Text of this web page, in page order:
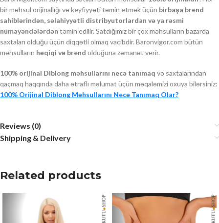
bir məhsul orijinallığı və keyfiyyəti təmin etmək üçün birbaşa brend
sahiblərindən, səlahiyyətli distribyutorlardan və ya rəsmi
nümayəndələrdən təmin edilir. Satdığımız bir çox məhsulların bazarda
saxtaları olduğu üçün diqqətli olmaq vacibdir. Baronvigor.com bütün
məhsulların həqiqi və brend olduğuna zəmanət verir.
100% orijinal Diblong məhsullarını necə tanımaq və saxtalarından
qaçmaq haqqında daha ətraflı məlumat üçün məqaləmizi oxuya bilərsiniz:
100% Orijinal Diblong Məhsullarını Necə Tanımaq Olar?
Reviews (0)
Shipping & Delivery
Related products